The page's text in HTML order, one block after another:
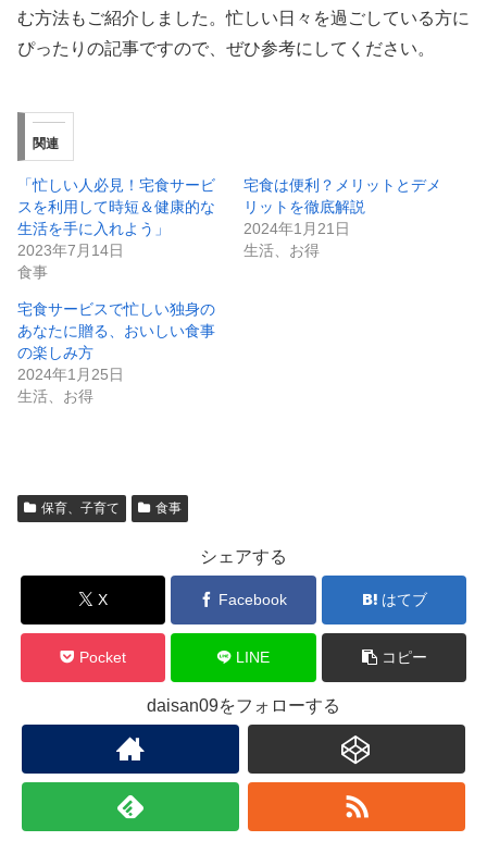
む方法もご紹介しました。忙しい日々を過ごしている方に
ぴったりの記事ですので、ぜひ参考にしてください。
関連
「忙しい人必見！宅食サービ
スを利用して時短＆健康的な
生活を手に入れよう」
2023年7月14日
食事
宅食は便利？メリットとデメ
リットを徹底解説
2024年1月21日
生活、お得
宅食サービスで忙しい独身の
あなたに贈る、おいしい食事
の楽しみ方
2024年1月25日
生活、お得
保育、子育て 食事
シェアする
X Facebook はてブ
Pocket LINE コピー
daisan09をフォローする